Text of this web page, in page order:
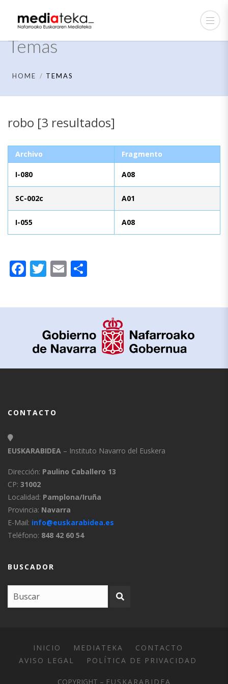
Temas
HOME TEMAS
robo [3 resultados]
Archivo Fragmento
I-080 A08
SC-002c A01
I-055 A08
Facebook
Twitter
Email
CONTACTO
EUSKARABIDEA – Instituto Navarro del Euskera
Dirección: Paulino Caballero 13
CP: 31002
Localidad: Pamplona/Iruña
Provincia: Navarra
E-Mail: info@euskarabidea.es
Teléfono: 848 42 60 54
BUSCADOR
INICIO MEDIATEKA
CONTACTO
AVISO LEGAL
POLÍTICA DE PRIVACIDAD
COPYRIGHT – EUSKARABIDEA